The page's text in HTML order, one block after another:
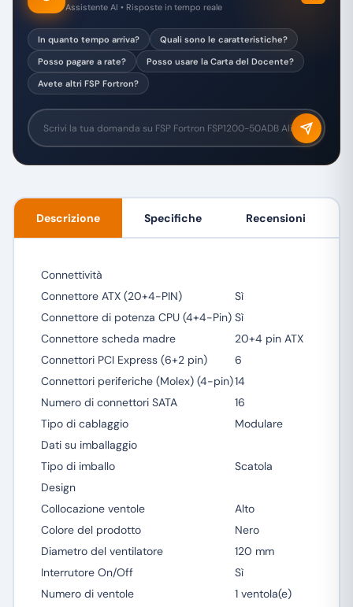
Assistente AI • Risposte in tempo reale
In quanto tempo arriva?
Quali sono le caratteristiche?
Posso pagare a rate?
Posso usare la Carta del Docente?
Avete altri FSP Fortron?
Descrizione Specifiche Recensioni
Connettività
Connettore ATX (20+4-PIN)
Sì
Connettore di potenza CPU (4+4-Pin) Sì
Connettore scheda madre
20+4 pin ATX
Connettori PCI Express (6+2 pin)
6
Connettori periferiche (Molex) (4-pin)14
Numero di connettori SATA
16
Tipo di cablaggio
Modulare
Dati su imballaggio
Tipo di imballo
Scatola
Design
Collocazione ventole
Alto
Colore del prodotto
Nero
Diametro del ventilatore
120 mm
Interrutore On/Off
Sì
Numero di ventole
1 ventola(e)